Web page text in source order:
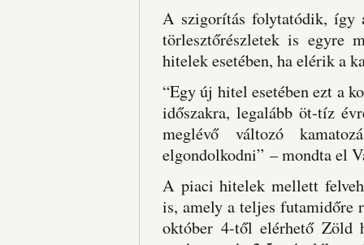
A szigorítás folytatódik, így
törlesztőrészletek is egyre
hitelek esetében, ha elérik a
“Egy új hitel esetében ezt a
időszakra, legalább öt-tíz
meglévő változó
elgondolkodni” – mondta el
A piaci hitelek mellett
is, amely a teljes futamidőre
október 4-től elérhető